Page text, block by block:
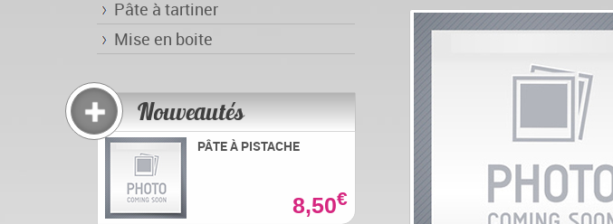
Pâte à tartiner
Mise en boite
Nouveautés
PÂTE À PISTACHE
8,50€